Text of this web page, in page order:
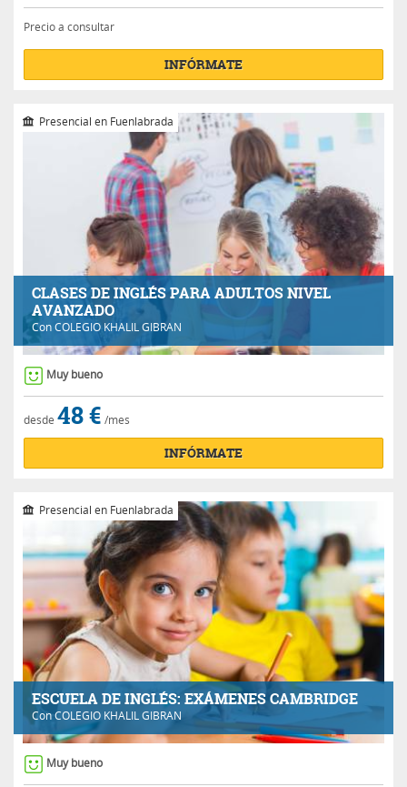
Precio a consultar
INFÓRMATE
CLASES DE INGLÉS PARA ADULTOS NIVEL
AVANZADO
ConCOLEGIO KHALIL GIBRAN
Presencial en Fuenlabrada
Muy bueno
desde 48 € /mes
INFÓRMATE
ESCUELA DE INGLÉS: EXÁMENES CAMBRIDGE
ConCOLEGIO KHALIL GIBRAN
Presencial en Fuenlabrada
Muy bueno